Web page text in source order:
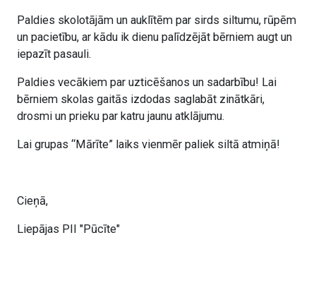
Paldies skolotājām un auklītēm par sirds siltumu, rūpēm
un pacietību, ar kādu ik dienu palīdzējāt bērniem augt un
iepazīt pasauli.
Paldies vecākiem par uzticēšanos un sadarbību! Lai
bērniem skolas gaitās izdodas saglabāt zinātkāri,
drosmi un prieku par katru jaunu atklājumu.
Lai grupas “Mārīte” laiks vienmēr paliek siltā atmiņā!
Cieņā,
Liepājas PII "Pūcīte"